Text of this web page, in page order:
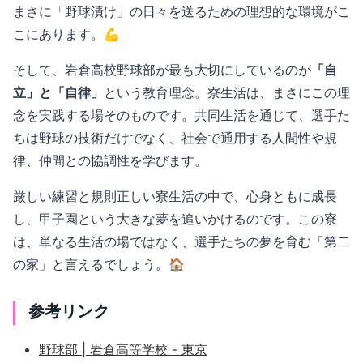
まさに「野球漬け」の日々を送るための理想的な環境がこ
こにあります。💪
そして、岩倉高校野球部が最も大切にしているのが 「自
立」と「自律」 という教育理念。寮生活は、まさにこの理
念を実践する場そのものです。共同生活を通じて、選手た
ちは野球の技術だけでなく、社会で通用する人間性や規
律、仲間との協調性を学びます。
厳しい練習と規則正しい寮生活の中で、心身ともに成長
し、甲子園という大きな夢を追いかけるのです。この寮
は、単なる生活の場ではなく、選手たちの夢を育む「第二
の家」と言えるでしょう。🏠
参考リンク
野球部 | 岩倉高等学校 - 東京